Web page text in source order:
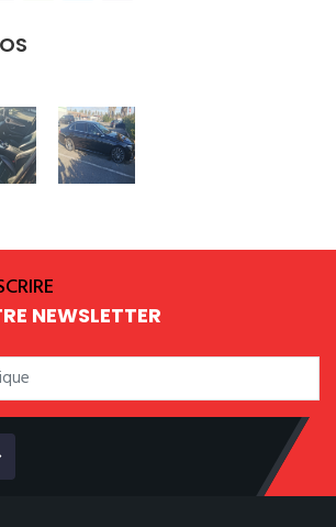
NEWSLETTER